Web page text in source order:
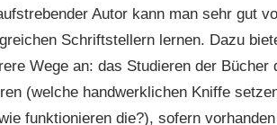
Autor kann man sehr gut
Schriftstellern lernen. Dazu
Wege an: das Studieren der Bücher
(welche handwerklichen Kniffe
funktionieren die?), sofern